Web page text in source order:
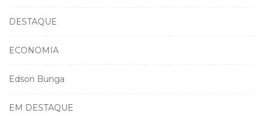
DESTAQUE
ECONOMIA
Edson Bunga
EM DESTAQUE